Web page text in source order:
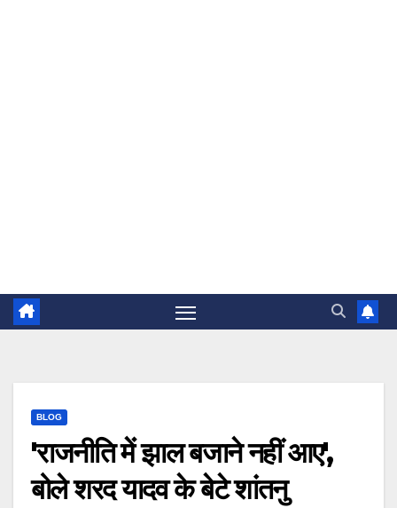
BLOG
'राजनीति में झाल बजाने नहीं आए',
बोले शरद यादव के बेटे शांतनु